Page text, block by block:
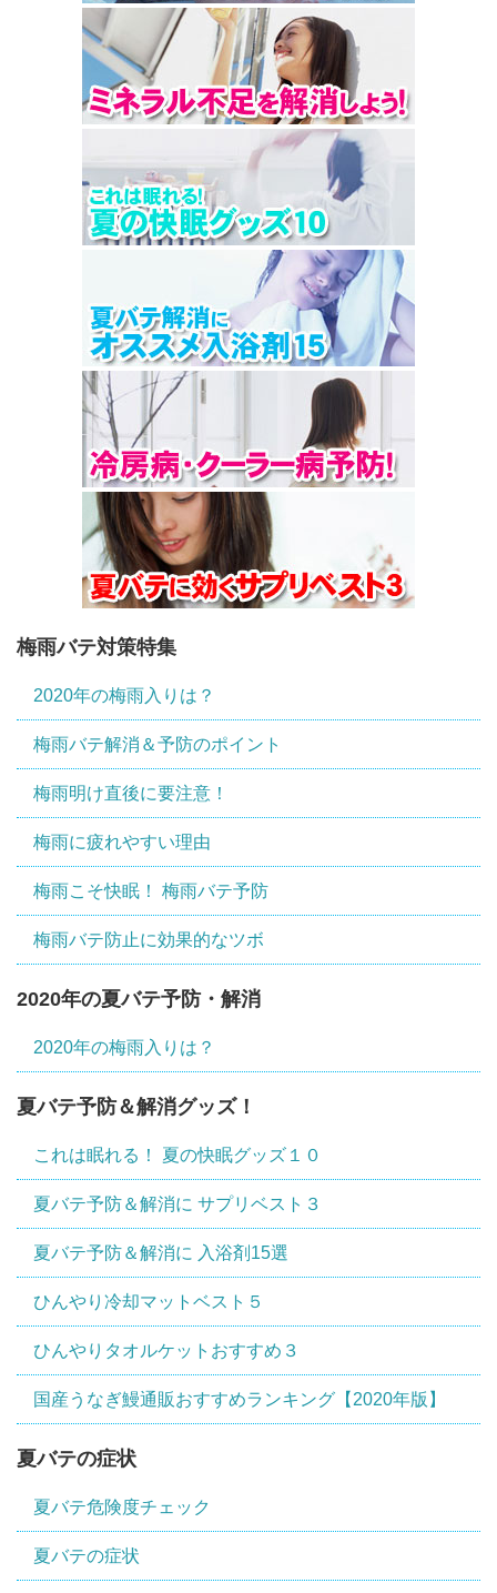
梅雨バテ対策特集
2020年の梅雨入りは？
梅雨バテ解消＆予防のポイント
梅雨明け直後に要注意！
梅雨に疲れやすい理由
梅雨こそ快眠！ 梅雨バテ予防
梅雨バテ防止に効果的なツボ
2020年の夏バテ予防・解消
2020年の梅雨入りは？
夏バテ予防＆解消グッズ！
これは眠れる！ 夏の快眠グッズ１０
夏バテ予防＆解消に サプリベスト３
夏バテ予防＆解消に 入浴剤15選
ひんやり冷却マットベスト５
ひんやりタオルケットおすすめ３
国産うなぎ鰻通販おすすめランキング【2020年版】
夏バテの症状
夏バテ危険度チェック
夏バテの症状